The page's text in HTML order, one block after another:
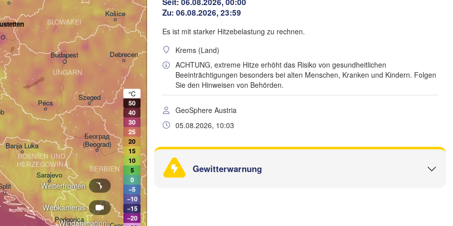
Zu: 06.08.2026, 23:59
Es ist mit starker Hitzebelastung zu rechnen.
Krems (Land)
ACHTUNG, extreme Hitze erhöht das Risiko von gesundheitlichen
Beeinträchtigungen besonders bei alten Menschen, Kranken und Kindern. Folgen
Sie den Hinweisen von Behörden.
GeoSphere Austria
05.08.2026, 10:03
Gewitterwarnung
Windanimation:
Webkameras
Wetterfronten
Budapest
Београд
(Beograd)
Debrecen
Ниш
(Niš)
Sarajevo
Košice
Podgorica
Szeged
Banja Luka
Pécs
UNGARN
SERBIEN
BOSNIEN UND
HERZEGOWINA
SLOWAKEI
Одеса
(Sevastopol)
Chișinău
Чернівці
(Chernivtsi)
Craiova
(Ivano-Frankivsk)
Плевен
Sibiu
Миколаїв
(Mykolaiv)
Cluj-Napoca
REPUBLIK
MOLDAU
H
°C
50
40
30
25
20
15
10
5
0
−5
−10
−15
−20